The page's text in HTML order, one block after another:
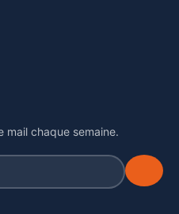
mail chaque semaine.